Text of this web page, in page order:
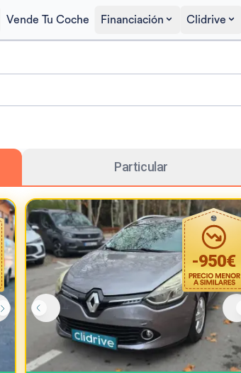
Vende Tu Coche Financiación Clidrive
Particular
-950€